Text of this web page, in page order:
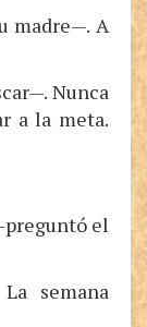
madre—. A
Nunca
a la meta.
el
semana